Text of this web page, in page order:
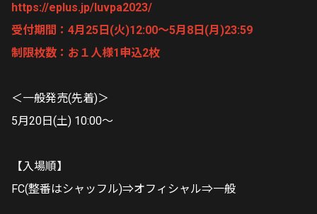
https://eplus.jp/luvpa2023/
受付期間：4月25日(火)12:00～5月8日(月)23:59
制限枚数：お１人様1申込2枚
＜一般発売(先着)＞
5月20日(土) 10:00～
【入場順】
FC(整番はシャッフル)⇒オフィシャル⇒一般